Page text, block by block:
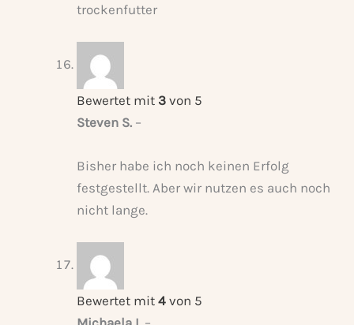
trockenfutter
Bewertet mit 3 von 5
Steven S. –
Bisher habe ich noch keinen Erfolg
festgestellt. Aber wir nutzen es auch noch
nicht lange.
Bewertet mit4 von 5